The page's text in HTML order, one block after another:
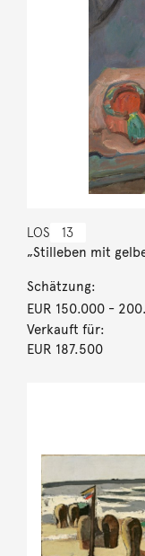
LOS 13
„Stilleben mit
Schätzung:
EUR 150.000-
Verkauft für:
EUR 187.500